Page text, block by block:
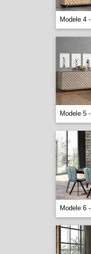
Modele 4 -
Modele 5 -
Modele 6 -